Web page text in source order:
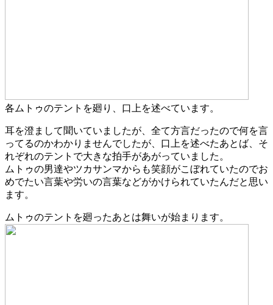
各ムトゥのテントを廻り、口上を述べています。
耳を澄まして聞いていましたが、全て方言だったので何を言
ってるのかわかりませんでしたが、口上を述べたあとば、そ
れぞれのテントで大きな拍手があがっていました。
ムトゥの男達やツカサンマからも笑顔がこぼれていたのでお
めでたい言葉や労いの言葉などがかけられていたんだと思い
ます。
ムトゥのテントを廻ったあとは舞いが始まります。